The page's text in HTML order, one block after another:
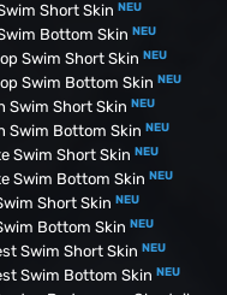
Short Skin NEU
Bottom Skin NEU
Swim Short Skin NEU
Swim Bottom Skin NEU
Swim Short Skin NEU
Swim Bottom Skin NEU
Swim Short Skin NEU
Swim Bottom Skin NEU
Short Skin NEU
Bottom Skin NEU
Swim Short Skin NEU
Swim Bottom Skin NEU